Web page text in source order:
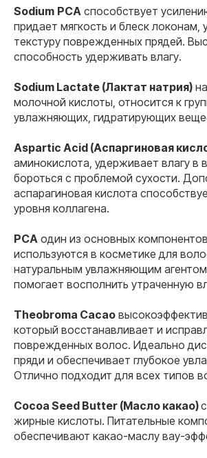
Sodium PCA способствует
придает мягкость и блеск локонам,
текстуру поврежденных прядей.
способность удерживать влагу.
Sodium Lactate (Лактат натрия)
молочной кислоты, относится к
увлажняющих, гидратирующих
Aspartic Acid (Аспаргиновая
аминокислота, удерживает влагу в
бороться с проблемой сухости.
аспарагиновая кислота
уровня коллагена.
PCA один из основных
используются в косметике для
натуральным увлажняющим
помогает восполнить утраченную
Theobroma Cacao
который восстанавливает и
поврежденных волос. Идеально
пряди и обеспечивает глубокое
Отлично подходит для всех типов
Cocoa Seed Butter (Масло какао)
жирные кислоты. Питательные
обеспечивают какао-маслу вау-